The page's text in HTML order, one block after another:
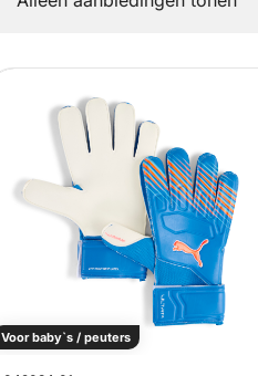
Voor baby`s / peuters